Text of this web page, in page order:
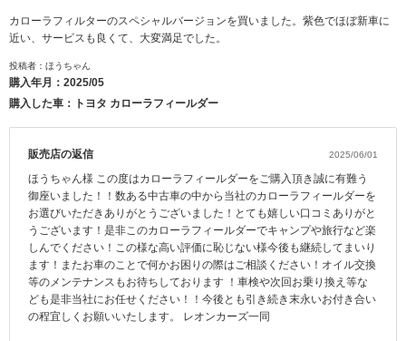
カローラフィルターのスペシャルバージョンを買いました。紫色でほぼ新車に
近い、サービスも良くて、大変満足でした。
投稿者：ほうちゃん
購入年月： 2025/05
購入した車：トヨタ カローラフィールダー
販売店の返信 2025/06/01
ほうちゃん様 この度はカローラフィールダーをご購入頂き誠に有難う
御座いました！！数ある中古車の中から当社のカローラフィールダーを
お選びいただきありがとうございました！とても嬉しい口コミありがと
うございます！是非このカローラフィールダーでキャンプや旅行など楽
しんでください！この様な高い評価に恥じない様今後も継続してまいり
ます！またお車のことで何かお困りの際はご相談ください！オイル交換
等のメンテナンスもお待ちしております ！車検や次回お乗り換え等な
ども是非当社にお任せください！！今後とも引き続き末永いお付き合い
の程宜しくお願いいたします。 レオンカーズ一同